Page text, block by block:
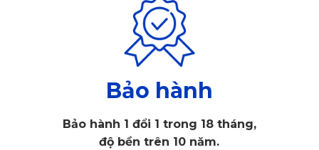
Áo ghế ô tô VinFast VF8
Bảo hành
Bảo hành 1 đổi 1 trong 18 tháng,
độ bền trên 10 năm.